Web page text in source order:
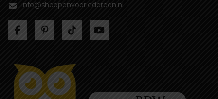
info@shoppenvooriedereen.nl